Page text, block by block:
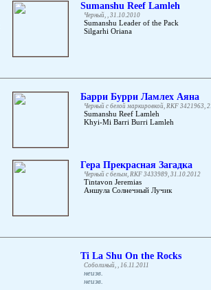
Sumanshu Reef Lamleh
Черный, , 31.10.2010
Sumanshu Leader of the Pack
Silgarhi Oriana
Барри Бурри Ламлех Аяна
Черный с белой маркировкой, RKF 3421963,
Sumanshu Reef Lamleh
Khyi-Mi Barri Burri Lamleh
Гера Прекрасная Загадка
Черный с белым, RKF 3433989, 31.10.2012
Tintavon Jeremias
Аншула Солнечный Лучик
Ti La Shu On the Rocks
Соболиный, , 16.11.2011
неизв.
неизв.